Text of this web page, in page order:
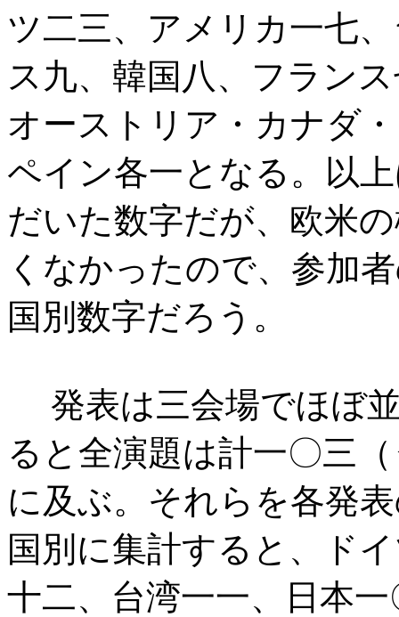
ツ二三、アメリカ一七
ス九、韓国八、フラン
オーストリア・カナダ
ペイン各一となる。以
だいた数字だが、欧米
くなかったので、参加
国別数字だろう。
発表は三会場でほぼ
ると全演題は計一〇三
に及ぶ。それらを各発
国別に集計すると、ド
十二、台湾一一、日本